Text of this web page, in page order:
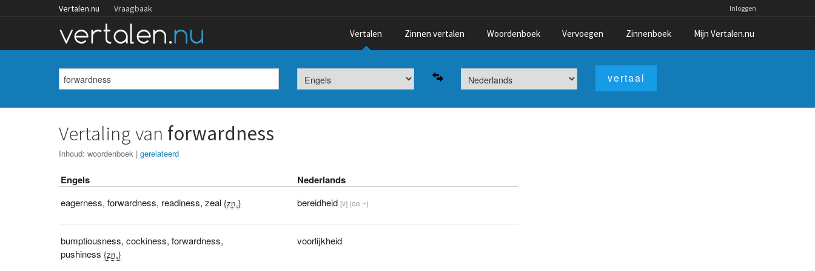
Vertalen.nu Vraagbaak Inloggen
Vertalen Zinnen vertalen Woordenboek Vervoegen Zinnenboek Mijn Vertalen.nu
Vertaling van forwardness
Inhoud:woordenboek |gerelateerd
Engels Nederlands
eagerness,forwardness, readiness,zeal {zn.} bereidheid [v] (de ~)
bumptiousness,cockiness,forwardness,
pushiness {zn.}
voorlijkheid